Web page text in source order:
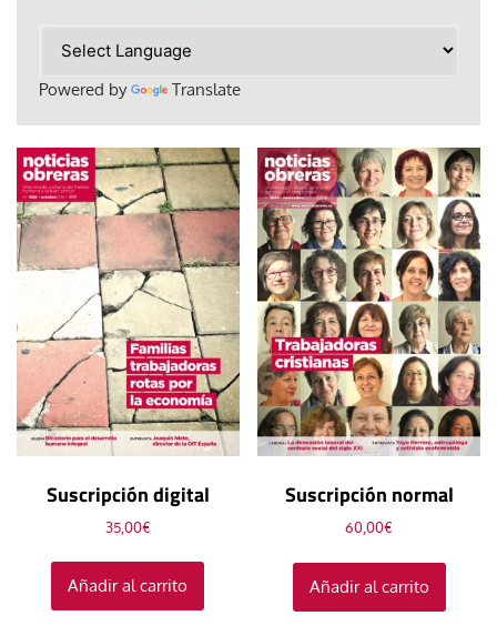
Powered by Translate
Suscripción digital
35,00€
Añadir al carrito
Suscripción normal
60,00€
Añadir al carrito